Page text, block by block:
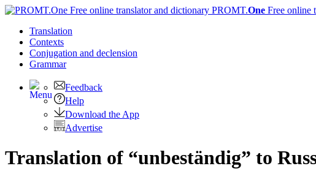
PROMT.One Free online
Translation
Contexts
Conjugation and declension
Grammar
Feedback
Help
Download the App
Advertise
Translation of “unbeständig” to